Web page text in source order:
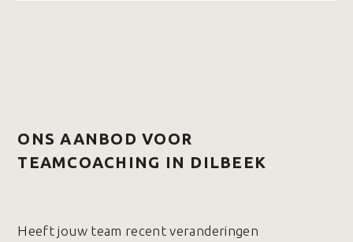
ONS AANBOD VOOR
TEAMCOACHING IN DILBEEK
Heeft jouw team recent veranderingen